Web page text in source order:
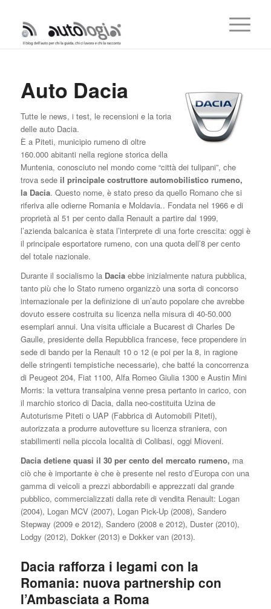
Auto Dacia
Tutte le news, i test, le recensioni e la toria
delle auto Dacia.
È a Piteti, municipio rumeno di oltre
160.000 abitanti nella regione storica della
Muntenia, conosciuto nel mondo come “città dei tulipani”, che
trova sede il principale costruttore automobilistico rumeno,
la Dacia. Questo nome, è stato preso da quello Romano che si
riferiva alle odierne Romania e Moldavia.. Fondata nel 1966 e di
proprietà al 51 per cento dalla Renault a partire dal 1999,
l’azienda balcanica è stata l’interprete di una forte crescita: oggi è
il principale esportatore rumeno, con una quota dell’8 per cento
del totale nazionale.
Durante il socialismo la Daciaebbe inizialmente natura pubblica,
tanto più che lo Stato rumeno organizzò una sorta di concorso
internazionale per la definizione di un’auto popolare che avrebbe
dovuto essere costruita su licenza nella misura di 40-50.000
esemplari annui. Una visita ufficiale a Bucarest di Charles De
Gaulle, presidente della Repubblica francese, fece propendere in
sede di bando per la Renault 10 o 12 (e poi per la 8, in ragione
delle stringenti tempistiche necessarie), che batté la concorrenza
di Peugeot 204, Fiat 1100, Alfa Romeo Giulia 1300 e Austin Mini
Morris: la vettura transalpina venne presa pertanto in carico, con
il marchio storico di Dacia, dalla neo-costituita Uzina de
Autoturisme Piteti o UAP (Fabbrica di Automobili Piteti),
autorizzata a produrre autovetture su licenza straniera, con
stabilimenti nella piccola località di Colibasi, oggi Mioveni.
Dacia detiene quasi il 30 per cento del mercato rumeno, ma
ciò che è importante è che è presente nel resto d’Europa con una
gamma di veicoli a prezzi abbordabili e apprezzati dal grande
pubblico, commercializzati dalla rete di vendita Renault: Logan
(2004), Logan MCV (2007), Logan Pick-Up (2008), Sandero
Stepway (2009 e 2012), Sandero (2008 e 2012), Duster (2010),
Lodgy (2012), Dokker (2013) e Dokker van (2013).
Dacia rafforza i legami con la
Romania: nuova partnership con
l’Ambasciata a Roma